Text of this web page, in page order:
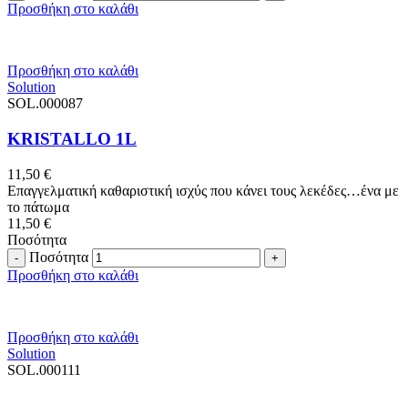
Προσθήκη στο καλάθι
Προσθήκη στο καλάθι
Solution
SOL.000087
KRISTALLO 1L
11,50 €
Επαγγελματική καθαριστική ισχύς που κάνει τους λεκέδες…ένα με
το πάτωμα
11,50 €
Ποσότητα
Ποσότητα
Προσθήκη στο καλάθι
Προσθήκη στο καλάθι
Solution
SOL.000111